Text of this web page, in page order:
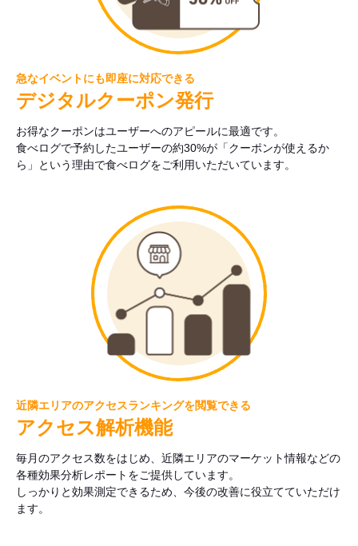
急なイベントにも即座に対応できる
デジタルクーポン発行
お得なクーポンはユーザーへのアピールに最適です。
食べログで予約したユーザーの約30%が「クーポンが使えるか
ら」という理由で食べログをご利用いただいています。
近隣エリアのアクセスランキングを閲覧できる
アクセス解析機能
毎月のアクセス数をはじめ、近隣エリアのマーケット情報などの
各種効果分析レポートをご提供しています。
しっかりと効果測定できるため、今後の改善に役立てていただけ
ます。